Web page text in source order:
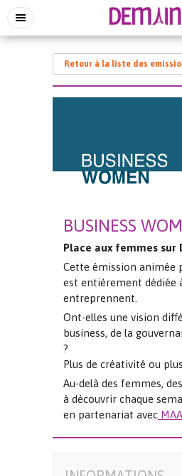
Retour à la liste des
BUSINESS
Place aux femmes sur
Cette émission animée
est entièrement dédiée
entreprennent.
Ont-elles une vision
business, de la
?
Plus de créativité ou
Au-delà des femmes,
à découvrir chaque
en partenariat avec